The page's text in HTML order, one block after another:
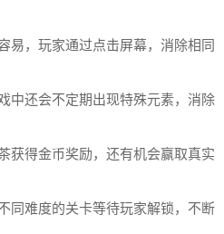
易，玩家通过点击屏幕，消除相同
中还会不定期出现特殊元素，消除
获得金币奖励，还有机会赢取真实
同难度的关卡等待玩家解锁，不断